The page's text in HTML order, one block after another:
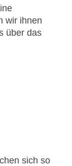
wir ihnen
über das
sich so